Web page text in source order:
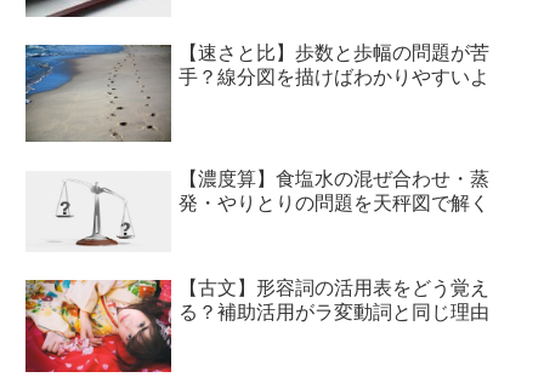
【速さと比】歩数と歩幅の問題が苦
手？線分図を描けばわかりやすいよ
【濃度算】食塩水の混ぜ合わせ・蒸
発・やりとりの問題を天秤図で解く
【古文】形容詞の活用表をどう覚え
る？補助活用がラ変動詞と同じ理由